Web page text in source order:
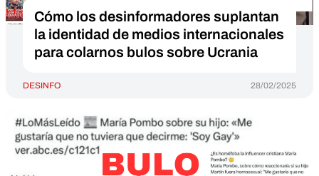
Cómo los desinformadores suplantan
la identidad de medios internacionales
para colarnos bulos sobre Ucrania
DESINFO 28/02/2025